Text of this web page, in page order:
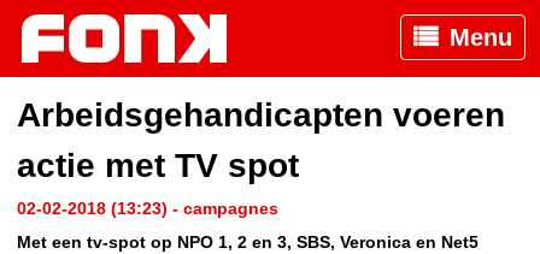
Menu
Arbeidsgehandicapten voeren
actie met TV spot
02-02-2018 (13:23) - campagnes
Met een tv-spot op NPO 1, 2 en 3, SBS, Veronica en Net5